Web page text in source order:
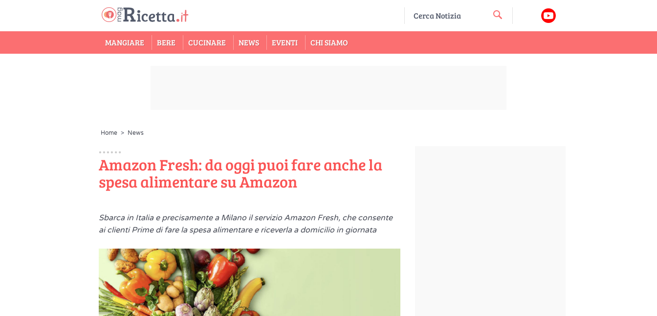
MANGIARE BERE CUCINARE NEWS EVENTI CHI SIAMO
Home > News
Amazon Fresh: da oggi puoi fare anche la
spesa alimentare su Amazon
Sbarca in Italia e precisamente a Milano il servizio Amazon Fresh, che consente
ai clienti Prime di fare la spesa alimentare e riceverla a domicilio in giornata